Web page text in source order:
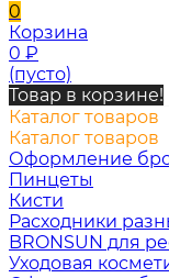
0
Корзина
0 ₽
(пусто)
Товар в корзине!
Каталог товаров
Каталог товаров
Оформление
Пинцеты
Кисти
Расходники
BRONSUN для
Уходовая